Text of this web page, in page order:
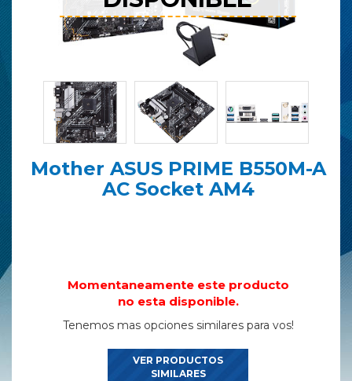
Mother ASUS PRIME B550M-A
AC Socket AM4
Momentaneamente este producto
no esta disponible.
Tenemos mas opciones similares para vos!
VER PRODUCTOS
SIMILARES